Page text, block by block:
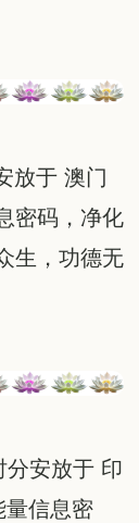
放于 澳门
密码，净化
生，功德无
分安放于 印
量信息密